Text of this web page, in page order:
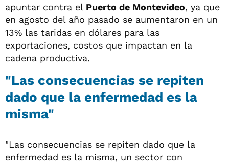
apuntar contra el Puerto de Montevideo, ya que
en agosto del año pasado se aumentaron en un
13% las taridas en dólares para las
exportaciones, costos que impactan en la
cadena productiva.
"Las consecuencias se repiten
dado que la enfermedad es la
misma"
"Las consecuencias se repiten dado que la
enfermedad es la misma, un sector con